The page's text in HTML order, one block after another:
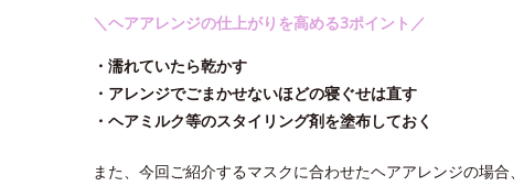
＼ヘアアレンジの仕上がりを高める3ポイント／
・濡れていたら乾かす
・アレンジでごまかせないほどの寝ぐせは直す
・ヘアミルク等のスタイリング剤を塗布しておく
また、今回ご紹介するマスクに合わせたヘアアレンジの場合、